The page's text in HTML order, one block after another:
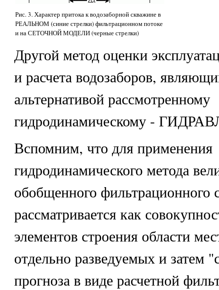
Рис. 3. Характер притока к водозаборной скважине в
РЕАЛЬНОМ (синие стрелки) фильтрационном потоке
и на СЕТОЧНОЙ МОДЕЛИ (черные стрелки)
Другой метод оценки
и расчета водозаборов,
альтернативой рассмотренному
гидродинамическому -
Вспомним, что для применения
гидродинамического метода
обобщенного фильтрационного
рассматривается как
элементов строения области
отдельно разведуемых и затем
прогноза в виде расчетной